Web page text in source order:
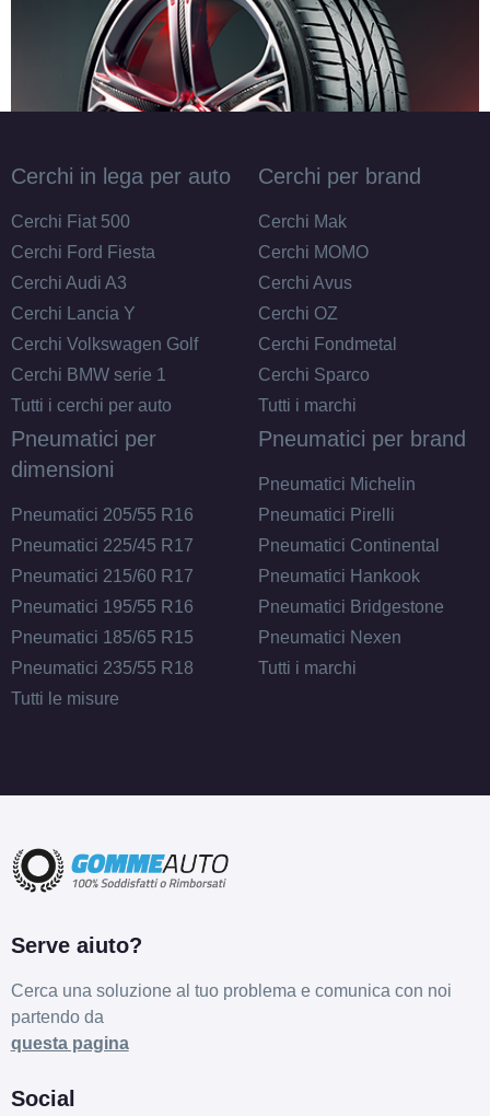
Cerchi in lega per auto
Cerchi Fiat 500
Cerchi Ford Fiesta
Cerchi Audi A3
Cerchi Lancia Y
Cerchi Volkswagen Golf
Cerchi BMW serie 1
Tutti i cerchi per auto
Cerchi per brand
Cerchi Mak
Cerchi MOMO
Cerchi Avus
Cerchi OZ
Cerchi Fondmetal
Cerchi Sparco
Tutti i marchi
Pneumatici per
dimensioni
Pneumatici 205/55 R16
Pneumatici 225/45 R17
Pneumatici 215/60 R17
Pneumatici 195/55 R16
Pneumatici 185/65 R15
Pneumatici 235/55 R18
Tutti le misure
Pneumatici per brand
Pneumatici Michelin
Pneumatici Pirelli
Pneumatici Continental
Pneumatici Hankook
Pneumatici Bridgestone
Pneumatici Nexen
Tutti i marchi
Serve aiuto?
Cerca una soluzione al tuo problema e comunica con noi
partendo da
questa pagina
Social